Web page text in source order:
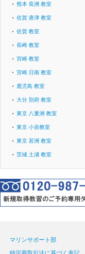
熊本 長洲 教室
佐賀 唐津 教室
佐賀 教室
長崎 教室
宮崎 教室
宮崎 日南 教室
鹿児島 教室
大分 別府 教室
東京 八重洲 教室
東京 小岩教室
東京 若洲 教室
茨城 土浦 教室
マリンサポート部